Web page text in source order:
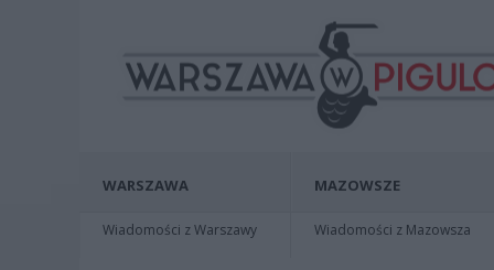
WARSZAWA
Wiadomości z Warszawy
MAZOWSZE
Wiadomości z Mazowsza